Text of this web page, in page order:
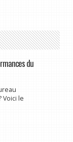
du
Voici le